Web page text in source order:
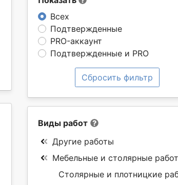
Всех
Подтвержденные
PRO-аккаунт
Подтвержденные и PRO
Сбросить фильтр
Виды работ
Другие работы
Мебельные и столярные
Столярные и плотницкие